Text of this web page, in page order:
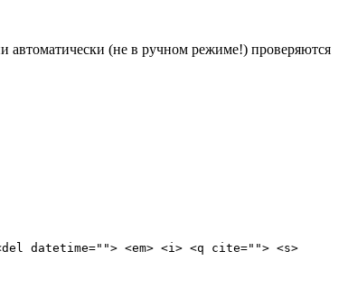
автоматически (не в ручном режиме!) проверяются
datetime=""> <em> <i> <q cite=""> <s>